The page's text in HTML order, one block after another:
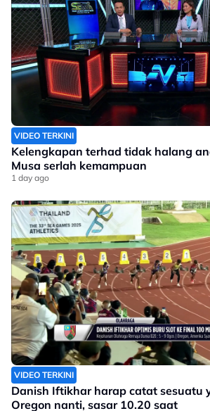
VIDEO TERKINI
Kelengkapan terhad tidak halang
Musa serlah kemampuan
1 day ago
VIDEO TERKINI
Danish Iftikhar harap catat sesuatu
Oregon nanti, sasar 10.20 saat